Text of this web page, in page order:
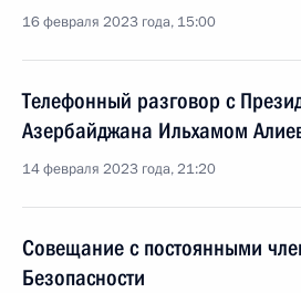
16 февраля 2023 года, 15:00
Телефонный разговор с
Азербайджана Ильхамом
14 февраля 2023 года, 21:20
Совещание с постоянными
Безопасности